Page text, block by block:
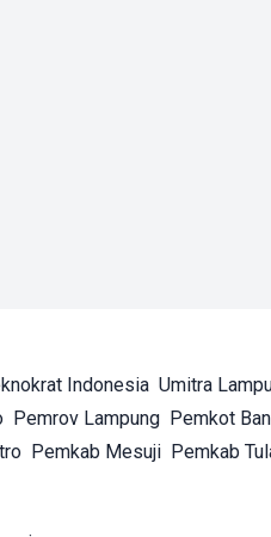
Indonesia Umitra
Pemrov Lampung Pemkot
Pemkab Mesuji Pemkab